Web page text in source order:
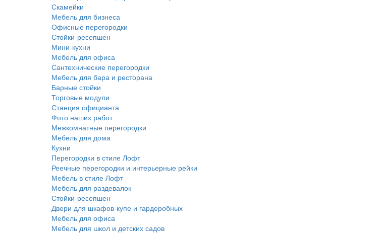
Скамейки
Мебель для бизнеса
Офисные перегородки
Стойки-ресепшен
Мини-кухни
Мебель для офиса
Сантехнические перегородки
Мебель для бара и ресторана
Барные стойки
Торговые модули
Станция официанта
Фото наших работ
Межкомнатные перегородки
Мебель для дома
Кухни
Перегородки в стиле Лофт
Реечные перегородки и интерьерные рейки
Мебель в стиле Лофт
Мебель для раздевалок
Стойки-ресепшен
Двери для шкафов-купе и гардеробных
Мебель для офиса
Мебель для школ и детских садов